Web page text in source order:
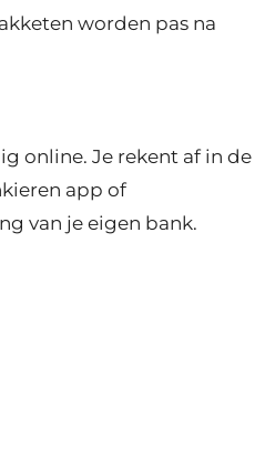
worden pas na
online. Je rekent af in de
app of
van je eigen bank.